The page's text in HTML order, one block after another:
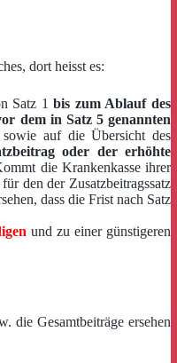
dort heisst es:
Satz 1bis zum Ablauf des
dem in Satz 5 genannten
auf die Übersicht des
oder der erhöhte
die Krankenkasse ihrer
den der Zusatzbeitragssatz
dass die Frist nach Satz
und zu einer günstigeren
die Gesamtbeiträge ersehen